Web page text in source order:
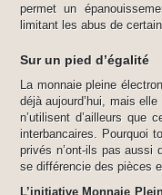
permet un
limitant les abus de
Sur un pied d’égalité
La monnaie pleine
déjà aujourd’hui, mais
n’utilisent d’ailleurs que
interbancaires. Pourquoi
privés n’ont-ils pas aussi
se différencie des pièces
L’initiative Monnaie